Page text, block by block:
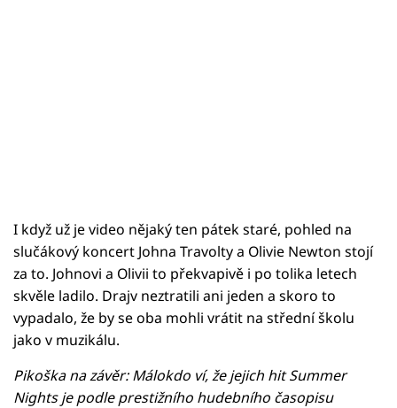
I když už je video nějaký ten pátek staré, pohled na
slučákový koncert Johna Travolty a Olivie Newton stojí
za to. Johnovi a Olivii to překvapivě i po tolika letech
skvěle ladilo. Drajv neztratili ani jeden a skoro to
vypadalo, že by se oba mohli vrátit na střední školu
jako v muzikálu.
Pikoška na závěr: Málokdo ví, že jejich hit Summer
Nights je podle prestižního hudebního časopisu